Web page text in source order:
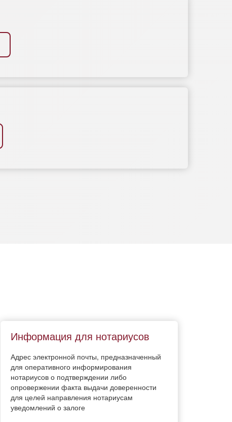
Информация для нотариусов
Адрес электронной почты, предназначенный
для оперативного информирования
нотариусов о подтверждении либо
опровержении факта выдачи доверенности
для целей направления нотариусам
уведомлений о залоге